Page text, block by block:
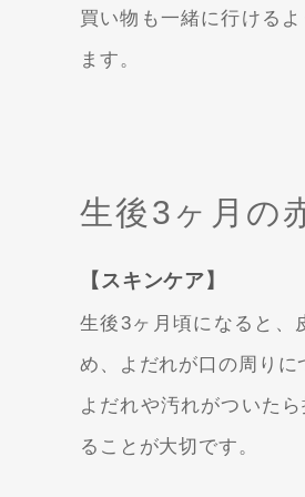
買い物も一緒に行ける
ます。
生後3ヶ月の
【スキンケア】
生後3ヶ月頃になると、
め、よだれが口の周りに
よだれや汚れがついた
ることが大切です。